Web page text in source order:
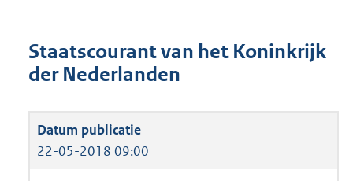
Staatscourant van het Koninkrijk
der Nederlanden
22-05-2018 09:00